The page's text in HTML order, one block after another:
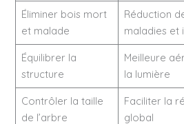
Éliminer bois mort
et malade
Réduction
maladies et
Équilibrer la
structure
Meilleure
la lumière
Contrôler la taille
de l’arbre
Faciliter la
global